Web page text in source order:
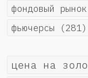
фондовый рынок
фьючерсы (281)
цена на